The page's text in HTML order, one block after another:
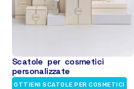
Scatole per cosmetici
personalizzate
OTTIENI SCATOLE PER COSMETICI